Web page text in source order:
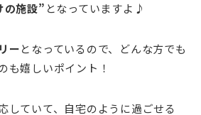
の施設” となっていますよ♪
ーとなっているので、どんな方でも
も嬉しいポイント！
していて、自宅のように過ごせる